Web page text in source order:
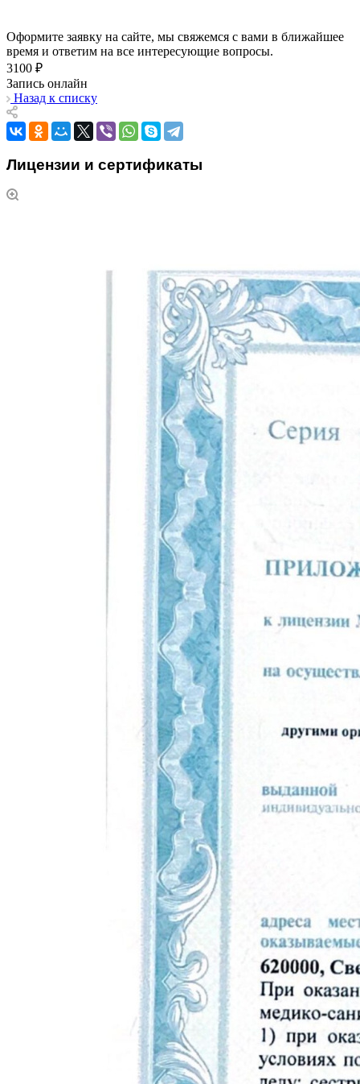
Оформите заявку на сайте, мы свяжемся с вами в ближайшее
время и ответим на все интересующие вопросы.
3100 ₽
Запись онлайн
Назад к списку
Лицензии и сертификаты